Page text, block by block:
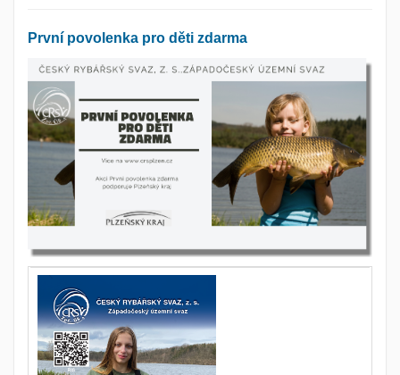
První povolenka pro děti zdarma